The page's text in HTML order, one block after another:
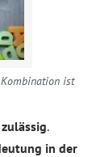
ist
zulässig.
in der